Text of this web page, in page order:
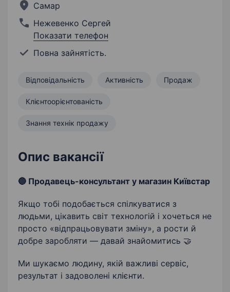
Самар
Нежевенко Сергей
Показати телефон
Повна зайнятість.
Відповідальність Активність Продаж
Клієнтоорієнтованість
Знання технік продажу
Опис вакансії
🔵 Продавець-консультант у магазин Київстар
Якщо тобі подобається спілкуватися з
людьми, цікавить світ технологій і хочеться не
просто «відпрацьовувати зміну», а рости й
добре заробляти — давай знайомитись 🤝
Ми шукаємо людину, якій важливі сервіс,
результат і задоволені клієнти.